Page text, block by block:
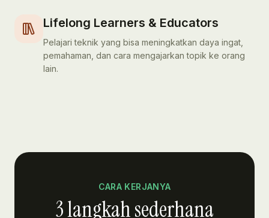
Lifelong Learners & Educators
Pelajari teknik yang bisa meningkatkan daya ingat,
pemahaman, dan cara mengajarkan topik ke orang
lain.
CARA KERJANYA
3 langkah sederhana